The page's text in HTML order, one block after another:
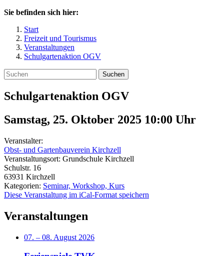
Sie befinden sich hier:
Start
Freizeit und Tourismus
Veranstaltungen
Schulgartenaktion OGV
Suchen
Schulgartenaktion OGV
Samstag, 25. Oktober 2025 10:00 Uhr
Veranstalter:
Obst- und Gartenbauverein Kirchzell
Veranstaltungsort: Grundschule Kirchzell
Schulstr. 16
63931 Kirchzell
Kategorien: Seminar, Workshop, Kurs
Diese Veranstaltung im iCal-Format speichern
Veranstaltungen
07. – 08. August 2026